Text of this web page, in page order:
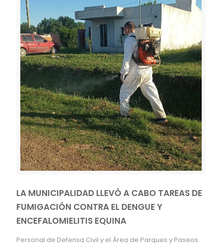
LA MUNICIPALIDAD LLEVÓ A CABO TAREAS DE
FUMIGACIÓN CONTRA EL DENGUE Y
ENCEFALOMIELITIS EQUINA
Personal de Defensa Civil y el Área de Parques y Paseos